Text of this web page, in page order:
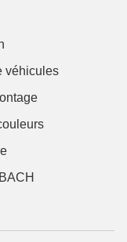
véhicules